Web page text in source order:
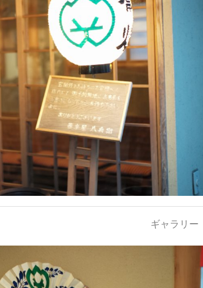
ギャラリー